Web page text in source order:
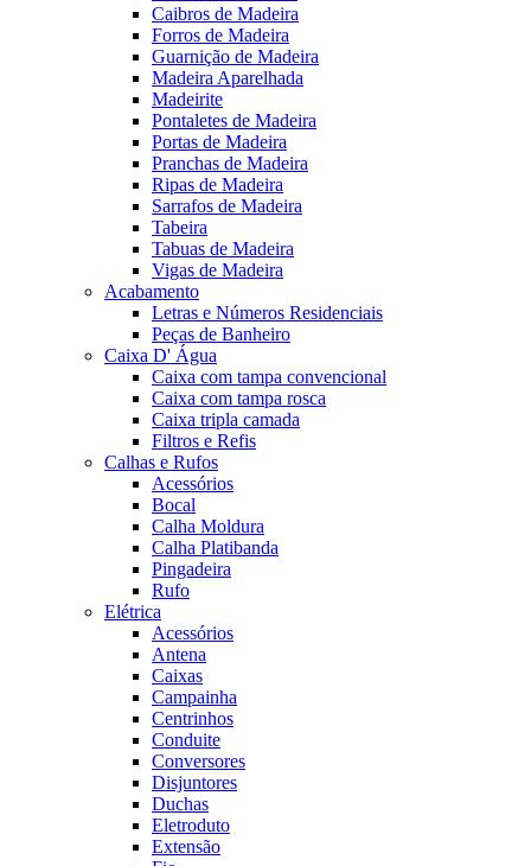
Caibros de Madeira
Forros de Madeira
Guarnição de Madeira
Madeira Aparelhada
Madeirite
Pontaletes de Madeira
Portas de Madeira
Pranchas de Madeira
Ripas de Madeira
Sarrafos de Madeira
Tabeira
Tabuas de Madeira
Vigas de Madeira
Acabamento
Letras e Números Residenciais
Peças de Banheiro
Caixa D' Água
Caixa com tampa convencional
Caixa com tampa rosca
Caixa tripla camada
Filtros e Refis
Calhas e Rufos
Acessórios
Bocal
Calha Moldura
Calha Platibanda
Pingadeira
Rufo
Elétrica
Acessórios
Antena
Caixas
Campainha
Centrinhos
Conduite
Conversores
Disjuntores
Duchas
Eletroduto
Extensão